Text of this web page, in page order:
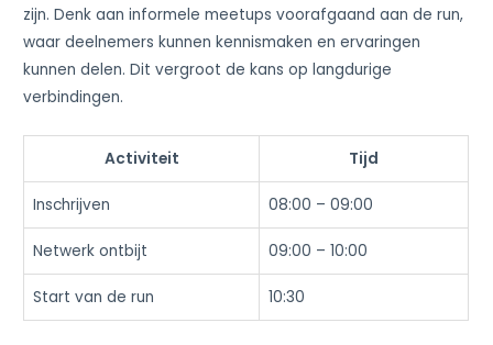
zijn. Denk aan informele meetups voorafgaand aan de run,
waar deelnemers kunnen kennismaken en ervaringen
kunnen delen. Dit vergroot de kans op langdurige
verbindingen.
Activiteit Tijd
Inschrijven 08:00 – 09:00
Netwerk ontbijt 09:00 – 10:00
Start van de run 10:30